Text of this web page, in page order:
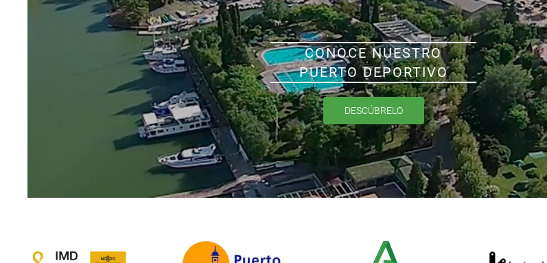
CONOCE NUESTRO
PUERTO DEPORTIVO
DESCÚBRELO